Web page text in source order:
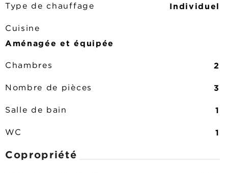
Type de chauffage Individuel
Cuisine
Aménagée et équipée
Chambres 2
Nombre de pièces 3
Salle de bain 1
WC 1
Copropriété